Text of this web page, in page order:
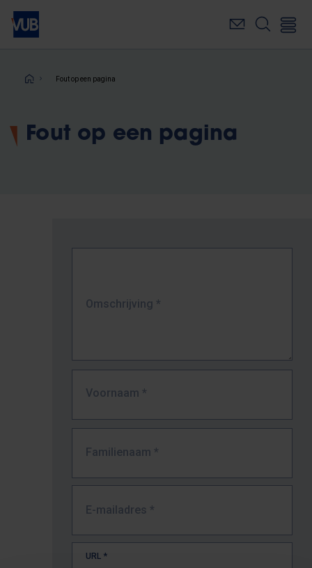
Overslaan
naar
inhoudKruimelpad
Fout op een pagina
Fout op een pagina
Omschrijving *
Voornaam *
Familienaam *
E-mailadres *
URL *